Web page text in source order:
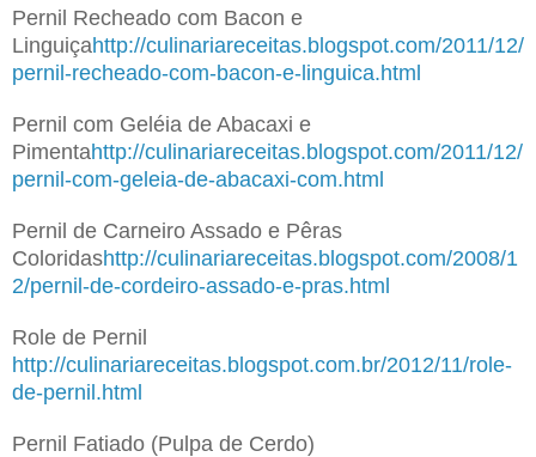
Pernil Recheado com Bacon e
Linguiçahttp://culinariareceitas.blogspot.com/2011/12/
pernil-recheado-com-bacon-e-linguica.html
Pernil com Geléia de Abacaxi e
Pimentahttp://culinariareceitas.blogspot.com/2011/12/
pernil-com-geleia-de-abacaxi-com.html
Pernil de Carneiro Assado e Pêras
Coloridashttp://culinariareceitas.blogspot.com/2008/1
2/pernil-de-cordeiro-assado-e-pras.html
Role de Pernil
http://culinariareceitas.blogspot.com.br/2012/11/role-
de-pernil.html
Pernil Fatiado (Pulpa de Cerdo)